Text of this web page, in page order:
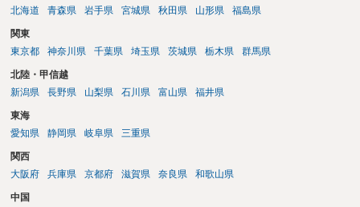
北海道
青森県 岩手県 宮城県 秋田県 山形県 福島県
関東
東京都
神奈川県 千葉県 埼玉県 茨城県 栃木県 群馬県
北陸・甲信越
新潟県
長野県 山梨県 石川県 富山県 福井県
東海
愛知県
静岡県 岐阜県 三重県
関西
大阪府
兵庫県 京都府 滋賀県 奈良県 和歌山県
中国